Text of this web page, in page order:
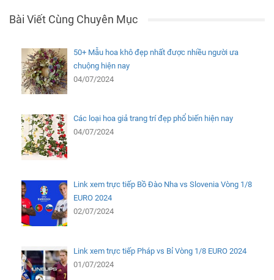
Bài Viết Cùng Chuyên Mục
50+ Mẫu hoa khô đẹp nhất được nhiều người ưa
chuộng hiện nay
04/07/2024
Các loại hoa giả trang trí đẹp phổ biến hiện nay
04/07/2024
Link xem trực tiếp Bồ Đào Nha vs Slovenia Vòng 1/8
EURO 2024
02/07/2024
Link xem trực tiếp Pháp vs Bỉ Vòng 1/8 EURO 2024
01/07/2024